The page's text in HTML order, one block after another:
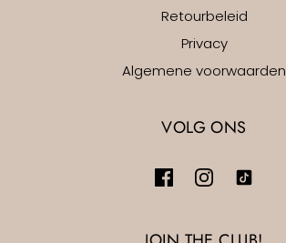
Retourbeleid
Privacy
Algemene voorwaarden
VOLG ONS